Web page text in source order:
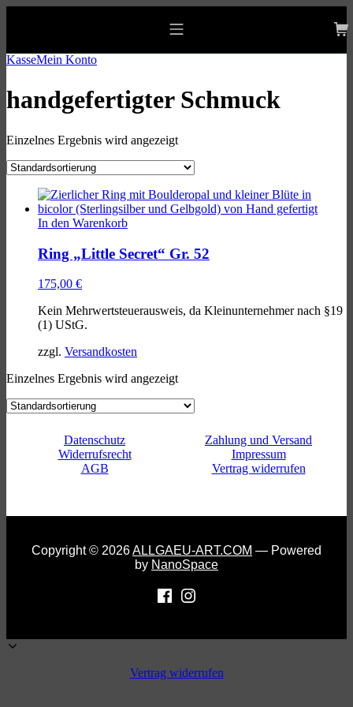
navigation
content
allgaeu-art.comMenu
KasseMein Konto
handgefertigter Schmuck
Einzelnes Ergebnis wird angezeigt
products
In den Warenkorb
Ring „Little Secret“ Gr. 52
175,00 €
Kein Mehrwertsteuerausweis, da Kleinunternehmer nach §19
(1) UStG.
zzgl. Versandkosten
Einzelnes Ergebnis wird angezeigt
Datenschutz
Zahlung und Versand
Widerrufsrecht
Impressum
AGB
Vertrag widerrufen
Copyright © 2026ALLGAEU-ART.COM — Powered
by NanoSpace
Vertrag widerrufen